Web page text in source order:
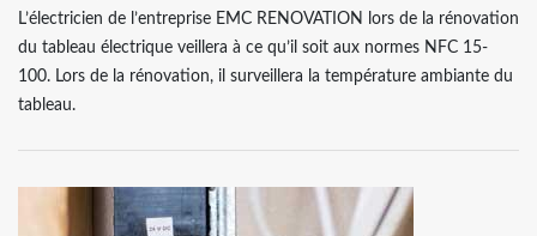
L’électricien de l’entreprise EMC RENOVATION lors de la rénovation
du tableau électrique veillera à ce qu’il soit aux normes NFC 15-
100. Lors de la rénovation, il surveillera la température ambiante du
tableau.